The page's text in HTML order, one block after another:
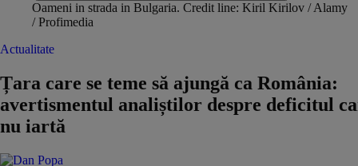
Oameni in strada in Bulgaria. Credit line: Kiril Kirilov / Alamy
/ Profimedia
Actualitate
Țara care se teme să ajungă ca România:
avertismentul analiștilor despre deficitul
nu iartă